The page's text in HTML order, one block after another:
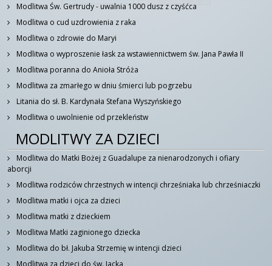
Modlitwa Św. Gertrudy - uwalnia 1000 dusz z czyśćca
Modlitwa o cud uzdrowienia z raka
Modlitwa o zdrowie do Maryi
Modlitwa o wyproszenie łask za wstawiennictwem św. Jana Pawła II
Modlitwa poranna do Anioła Stróża
Modlitwa za zmarłego w dniu śmierci lub pogrzebu
Litania do sł. B. Kardynała Stefana Wyszyńskiego
Modlitwa o uwolnienie od przekleństw
MODLITWY ZA DZIECI
Modlitwa do Matki Bożej z Guadalupe za nienarodzonych i ofiary
aborcji
Modlitwa rodziców chrzestnych w intencji chrześniaka lub chrześniaczki
Modlitwa matki i ojca za dzieci
Modlitwa matki z dzieckiem
Modlitwa Matki zaginionego dziecka
Modlitwa do bł. Jakuba Strzemię w intencji dzieci
Modlitwa za dzieci do św. Jacka